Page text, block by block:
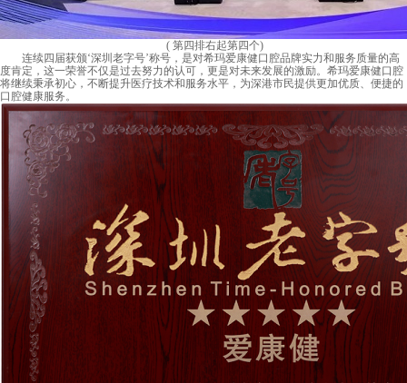
( 第四排右起第四个)
连续四届获颁‘深圳老字号’称号，是对希玛爱康健口腔品牌实力和服务质量的高
度肯定，这一荣誉不仅是过去努力的认可，更是对未来发展的激励。希玛爱康健口腔
将继续秉承初心，不断提升医疗技术和服务水平，为深港市民提供更加优质、便捷的
口腔健康服务。